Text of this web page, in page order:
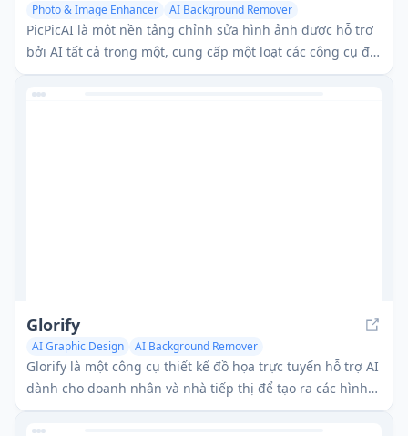
Photo & Image Enhancer AI Background Remover
PicPicAI là một nền tảng chỉnh sửa hình ảnh được hỗ trợ
bởi AI tất cả trong một, cung cấp một loạt các công cụ để
nâng cao, biến đổi và tạo ra những hình ảnh ấn tượng
một cách dễ dàng.
Glorify
AI Graphic Design AI Background Remover
Glorify là một công cụ thiết kế đồ họa trực tuyến hỗ trợ AI
dành cho doanh nhân và nhà tiếp thị để tạo ra các hình
ảnh chuyên nghiệp, có khả năng chuyển đổi cao cho
thương mại điện tử và tiếp thị.